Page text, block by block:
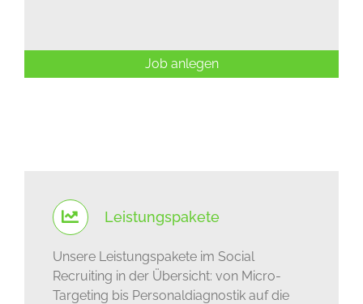
Job anlegen
Leistungspakete
Unsere Leistungspakete im Social
Recruiting in der Übersicht: von Micro-
Targeting bis Personaldiagnostik auf die